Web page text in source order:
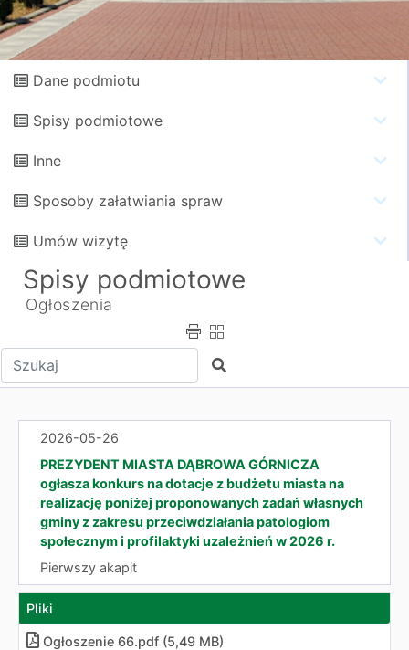
Dane podmiotu
Spisy podmiotowe
Inne
Sposoby załatwiania spraw
Umów wizytę
Spisy podmiotowe
Ogłoszenia
Wpisz tekst do wyszukania Szukaj
2026-05-26
PREZYDENT MIASTA DĄBROWA GÓRNICZA
ogłasza konkurs na dotacje z budżetu miasta na
realizację poniżej proponowanych zadań własnych
gminy z zakresu przeciwdziałania patologiom
społecznym i profilaktyki uzależnień w 2026 r.
Pierwszy akapit
Pliki
Ogłoszenie 66.pdf (5,49 MB)